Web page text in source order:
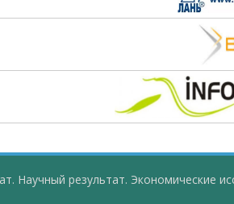
Научный результат. Экономические